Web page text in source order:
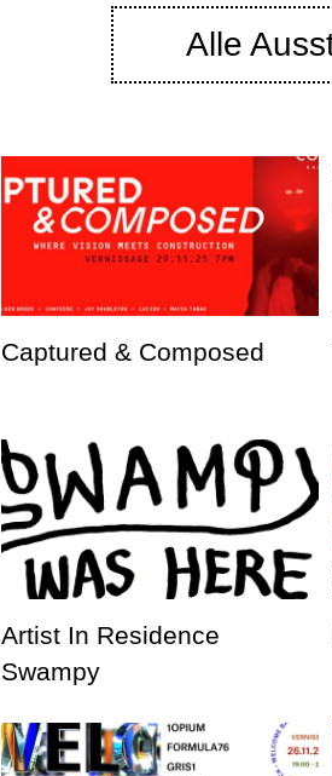
Alle
Captured & Composed
Artist In Residence
Swampy